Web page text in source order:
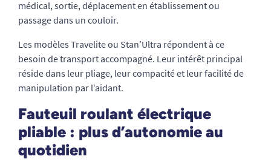
médical, sortie, déplacement en établissement ou
passage dans un couloir.
Les modèles Travelite ou Stan’Ultra répondent à ce
besoin de transport accompagné. Leur intérêt principal
réside dans leur pliage, leur compacité et leur facilité de
manipulation par l’aidant.
Fauteuil roulant électrique
pliable : plus d’autonomie au
quotidien